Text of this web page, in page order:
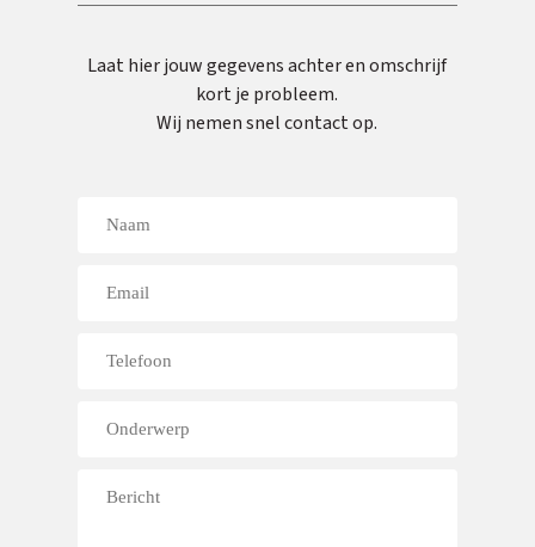
Laat hier jouw gegevens achter en omschrijf
kort je probleem.
Wij nemen snel contact op.